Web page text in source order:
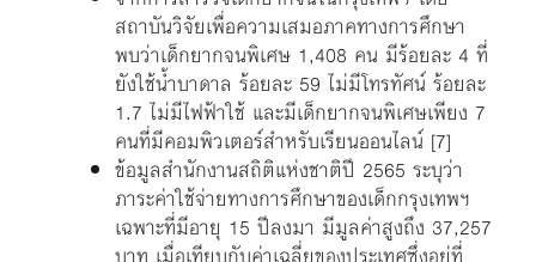
สถาบันวิจัยเพื่อความเสมอภาคทางการศึกษา
พบว่าเด็กยากจนพิเศษ 1,408 คน มีร้อยละ 4 ที่
ยังใช้น้ำบาดาล ร้อยละ 59 ไม่มีโทรทัศน์ ร้อยละ
1.7 ไม่มีไฟฟ้าใช้ และมีเด็กยากจนพิเศษเพียง 7
คนที่มีคอมพิวเตอร์สำหรับเรียนออนไลน์ [7]
ข้อมูลสำนักงานสถิติแห่งชาติปี 2565 ระบุว่า
ภาระค่าใช้จ่ายทางการศึกษาของเด็กกรุงเทพฯ
เฉพาะที่มีอายุ 15 ปีลงมา มีมูลค่าสูงถึง 37,257